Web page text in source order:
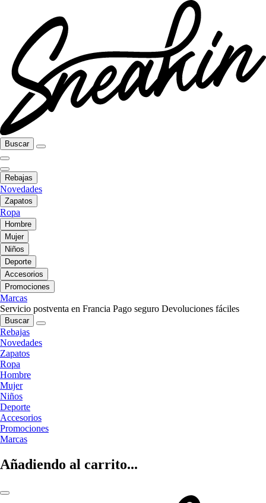
Buscar
Rebajas
Novedades
Zapatos
Ropa
Hombre
Mujer
Niños
Deporte
Accesorios
Promociones
Marcas
Servicio postventa en Francia Pago seguro Devoluciones fáciles
Buscar
Rebajas
Novedades
Zapatos
Ropa
Hombre
Mujer
Niños
Deporte
Accesorios
Promociones
Marcas
Añadiendo al carrito...